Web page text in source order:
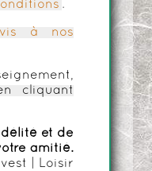
.
à nos
cliquant
et de
amitié.
| Loisir